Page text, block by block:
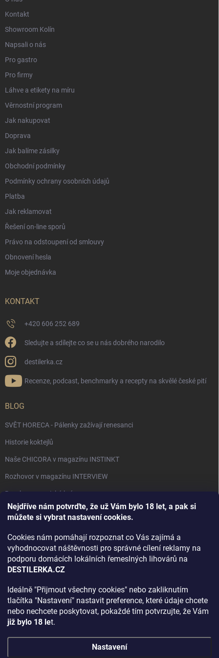
Nejdříve nám potvrďte, že už Vám bylo 18 let, a pak si
můžete si vybrat nastavení cookies.
Cookies nám pomáhají rozpoznat co Vás zajímá a
vyhodnocovat náštěvnosti pro správné cílení reklamy na
podporu domácích lokálních řemeslných lihovárů na
DESTILERKA.CZ
Ideálně "Přijmout všechny cookies" nebo zakliknutím
tlačítka "Nastavení" nastavit preference, které údaje chcete
nebo nechcete poskytovat, pokaždé tím potvrzujte, že Vám
již bylo 18 let.
Nastavení
Kontakt
Showroom Kolín
Napsali o nás
Pro gastro
Pro firmy
Láhve a etikety na míru
Věrnostní program
Jak nakupovat
Doprava
Jak balíme zásilky
Obchodní podmínky
Podmínky ochrany osobních údajů
Platba
Jak reklamovat
Řešení on-line sporů
Právo na odstoupení od smlouvy
Obnovení hesla
Moje objednávka
KONTAKT
+420 606 252 689
Sledujte a sdílejte co se u nás dobrého narodilo
destilerka.cz
Recenze, podcast, benchmarky a recepty na skvělé české pití
BLOG
SVĚT HORECA - Pálenky zažívají renesanci
Historie koktejlů
Naše CHICORA v magazínu INSTINKT
Rozhovor v magazínu INTERVIEW
Bourbon, americká krása.
Napsali v TÝDNU o naší práci
Rozhovor s DESTILERKA.CZ v magazínu DRINKING-CAT
Jak vybrat dárek na Vánoce
Archiv